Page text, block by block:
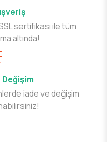
sertifikası ile tüm
altında!
Değişim
iade ve değişim